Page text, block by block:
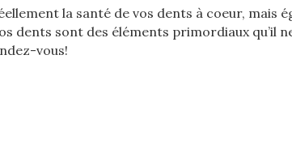
la santé de vos dents à coeur, mais
dents sont des éléments primordiaux qu’il
vous!